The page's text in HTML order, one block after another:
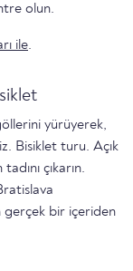
olun.
ile.
yürüyerek,
Bisiklet turu. Açık
çıkarın.
gerçek bir içeriden